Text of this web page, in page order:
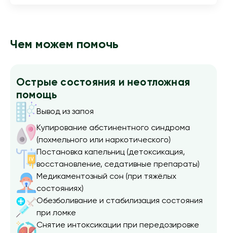
Чем можем помочь
Острые состояния и неотложная
помощь
Вывод из запоя
Купирование абстинентного синдрома
(похмельного или наркотического)
Постановка капельниц (детоксикация,
восстановление, седативные препараты)
Медикаментозный сон (при тяжёлых
состояниях)
Обезболивание и стабилизация состояния
при ломке
Снятие интоксикации при передозировке